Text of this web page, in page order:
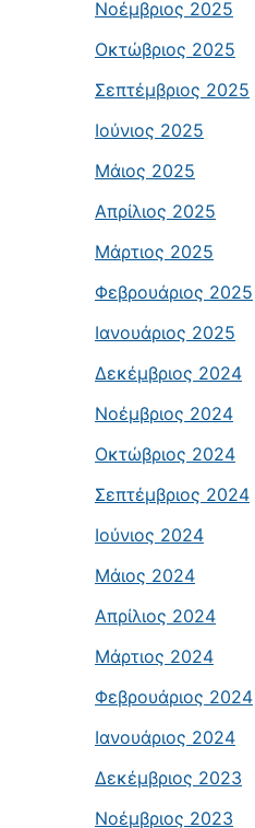
Νοέμβριος 2025
Οκτώβριος 2025
Σεπτέμβριος 2025
Ιούνιος 2025
Μάιος 2025
Απρίλιος 2025
Μάρτιος 2025
Φεβρουάριος 2025
Ιανουάριος 2025
Δεκέμβριος 2024
Νοέμβριος 2024
Οκτώβριος 2024
Σεπτέμβριος 2024
Ιούνιος 2024
Μάιος 2024
Απρίλιος 2024
Μάρτιος 2024
Φεβρουάριος 2024
Ιανουάριος 2024
Δεκέμβριος 2023
Νοέμβριος 2023